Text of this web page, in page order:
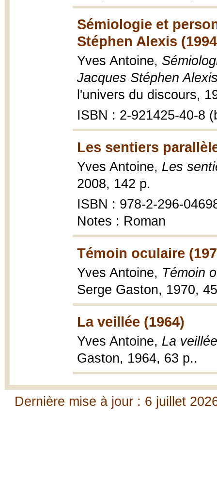
Sémiologie et
Stéphen Alexis
Yves Antoine,
Jacques Stéphen
l'univers du discours,
ISBN : 2-921425-40-8
Les sentiers
Yves Antoine, Les
2008, 142 p.
ISBN : 978-2-296-
Notes : Roman
Témoin oculaire
Yves Antoine, Témoin
Serge Gaston, 1970,
La veillée (1964)
Yves Antoine, La
Gaston, 1964, 63 p..
Dernière mise à jour : 6 juillet